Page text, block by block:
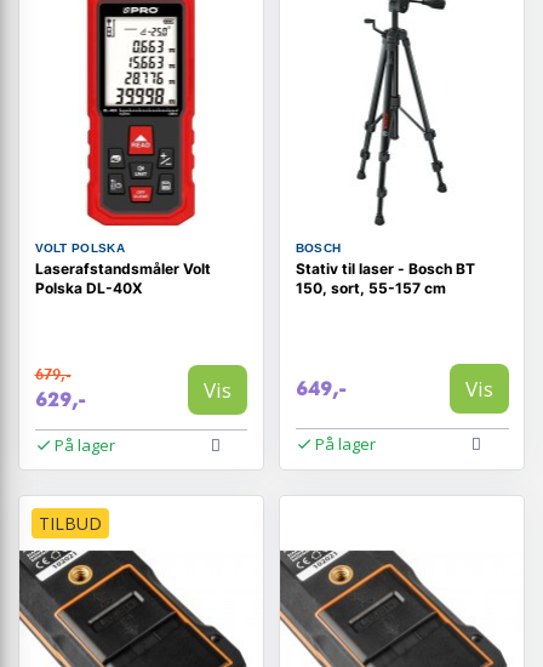
VOLT POLSKA
Laserafstandsmåler Volt
Polska DL-40X
679,-
629,- Vis
På lager
BOSCH
Stativ til laser - Bosch BT
150, sort, 55-157 cm
649,- Vis
På lager
TILBUD